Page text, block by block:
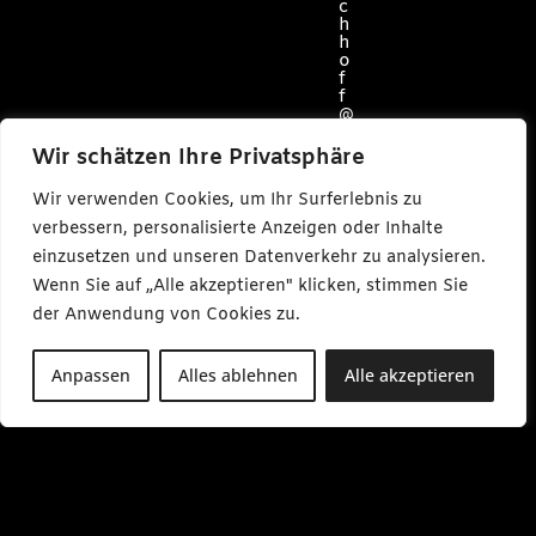
Wir schätzen Ihre Privatsphäre
Wir verwenden Cookies, um Ihr Surferlebnis zu
verbessern, personalisierte Anzeigen oder Inhalte
einzusetzen und unseren Datenverkehr zu analysieren.
Wenn Sie auf „Alle akzeptieren" klicken, stimmen Sie
der Anwendung von Cookies zu.
Anpassen Alles ablehnen Alle akzeptieren
c
h
h
o
f
f
@
a
r
m
a
k
e
s
m
i
a
d